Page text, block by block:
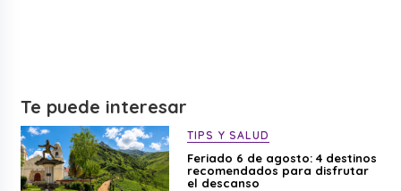
Te puede interesar
TIPS Y SALUD
Feriado 6 de agosto: 4 destinos
recomendados para disfrutar
el descanso